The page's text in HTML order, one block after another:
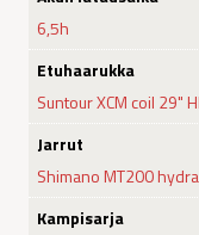
6,5h
Etuhaarukka
Suntour XCM coil 29"
Jarrut
Shimano MT200
Kampisarja